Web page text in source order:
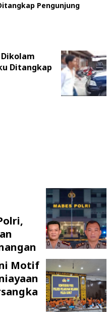
Pengunjung
Ditangkap
Motif